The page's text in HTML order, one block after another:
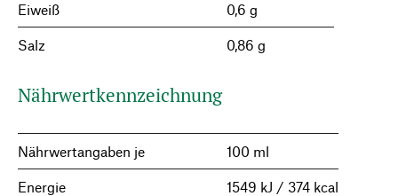
Eiweiß 0,6 g
Salz 0,86 g
Nährwertkennzeichnung
Nährwertangaben je 100 ml
Energie 1549 kJ / 374 kcal